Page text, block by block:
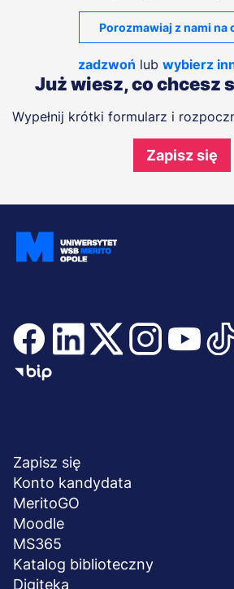
Porozmawiaj z nami na
zadzwoń lub wybierz
Już wiesz, co chcesz
Wypełnij krótki formularz i
Zapisz się
stopka
Zapisz się
Konto kandydata
MeritoGO
Moodle
MS365
Katalog biblioteczny
Digiteka